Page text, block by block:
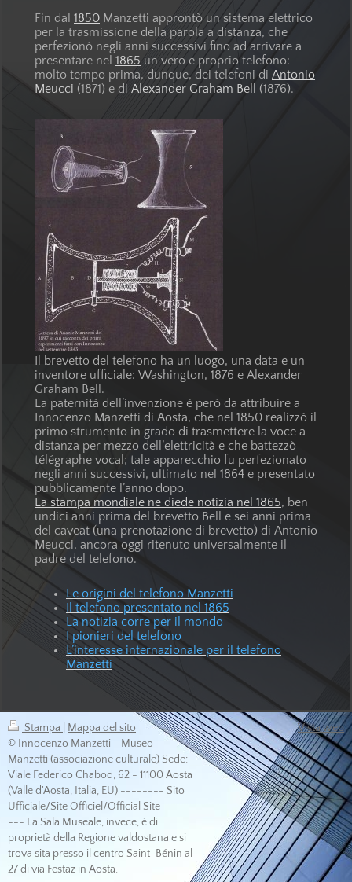
Fin dal 1850 Manzetti approntò un sistema elettrico
per la trasmissione della parola a distanza, che
perfezionò negli anni successivi fino ad arrivare a
presentare nel 1865 un vero e proprio telefono:
molto tempo prima, dunque, dei telefoni di Antonio
Meucci (1871) e di Alexander Graham Bell (1876).
Il brevetto del telefono ha un luogo, una data e un
inventore ufficiale: Washington, 1876 e Alexander
Graham Bell.
La paternità dell’invenzione è però da attribuire a
Innocenzo Manzetti di Aosta, che nel 1850 realizzò il
primo strumento in grado di trasmettere la voce a
distanza per mezzo dell’elettricità e che battezzò
télégraphe vocal; tale apparecchio fu perfezionato
negli anni successivi, ultimato nel 1864 e presentato
pubblicamente l’anno dopo.
La stampa mondiale ne diede notizia nel 1865, ben
undici anni prima del brevetto Bell e sei anni prima
del caveat (una prenotazione di brevetto) di Antonio
Meucci, ancora oggi ritenuto universalmente il
padre del telefono.
Le origini del telefono Manzetti
Il telefono presentato nel 1865
La notizia corre per il mondo
I pionieri del telefono
L’interesse internazionale per il telefono
Manzetti
Stampa
Mappa del sito
© Innocenzo Manzetti - Museo
Manzetti (associazione culturale) Sede:
Viale Federico Chabod, 62 - 11100 Aosta
(Valle d'Aosta, Italia, EU) -------- Sito
Ufficiale/Site Officiel/Official Site -----
--- La Sala Museale, invece, è di
proprietà della Regione valdostana e si
trova sita presso il centro Saint-Bénin al
27 di via Festaz in Aosta.
Vista web